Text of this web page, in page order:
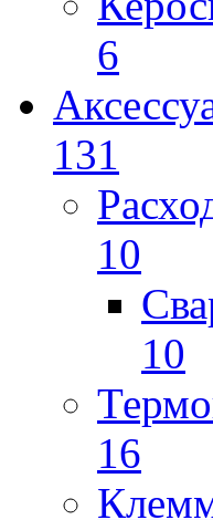
6
131
10
10
16